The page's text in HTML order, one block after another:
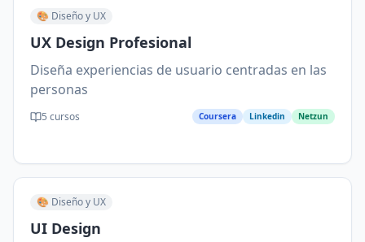
🎨 Diseño y UX
UX Design Profesional
Diseña experiencias de usuario centradas en las
personas
5 cursos Coursera Linkedin Netzun
🎨 Diseño y UX
UI Design